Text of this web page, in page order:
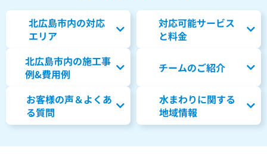
北広島市内の対応
エリア
対応可能サービス
と料金
北広島市内の施工事
例&費用例
チームのご紹介
お客様の声＆よくあ
る質問
水まわりに関する
地域情報